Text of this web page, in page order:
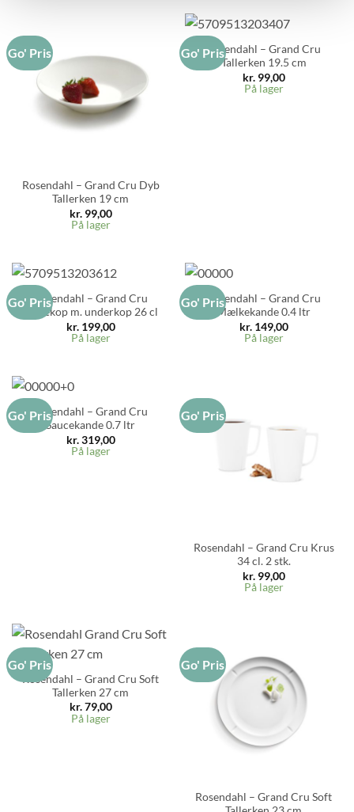
Go' Pris
Rosendahl – Grand Cru Dyb
Tallerken 19 cm
kr.99,00
På lager
Go' PrisRosendahl – Grand Cru
Tallerken 19.5 cm
kr.99,00
På lager
Go' PrisRosendahl – Grand Cru
Kaffekop m. underkop 26 cl
kr.199,00
På lager
Go' PrisRosendahl – Grand Cru
Mælkekande 0.4 ltr
kr.149,00
På lager
Go' PrisRosendahl – Grand Cru
Saucekande 0.7 ltr
kr.319,00
På lager
Go' Pris
Rosendahl – Grand Cru Krus
34 cl. 2 stk.
kr.99,00
På lager
Go' Pris
Rosendahl – Grand Cru Soft
Tallerken 27 cm
kr.79,00
På lager
Go' Pris
Rosendahl – Grand Cru Soft